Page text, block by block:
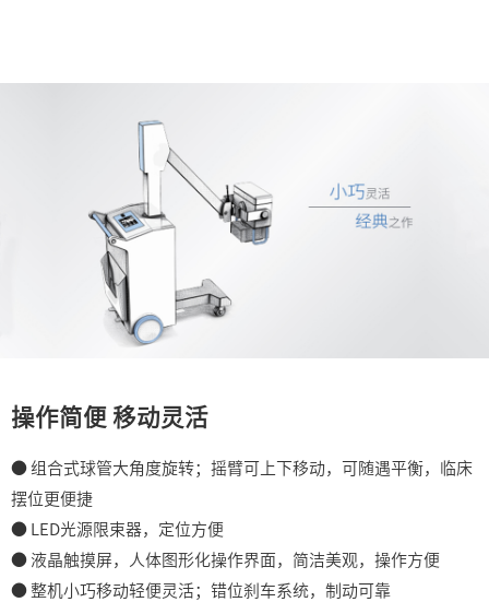
操作简便 移动灵活
● 组合式球管大角度旋转；摇臂可上下移动，可随遇平衡，临床
摆位更便捷
● LED光源限束器，定位方便
● 液晶触摸屏，人体图形化操作界面，简洁美观，操作方便
● 整机小巧移动轻便灵活；错位刹车系统，制动可靠